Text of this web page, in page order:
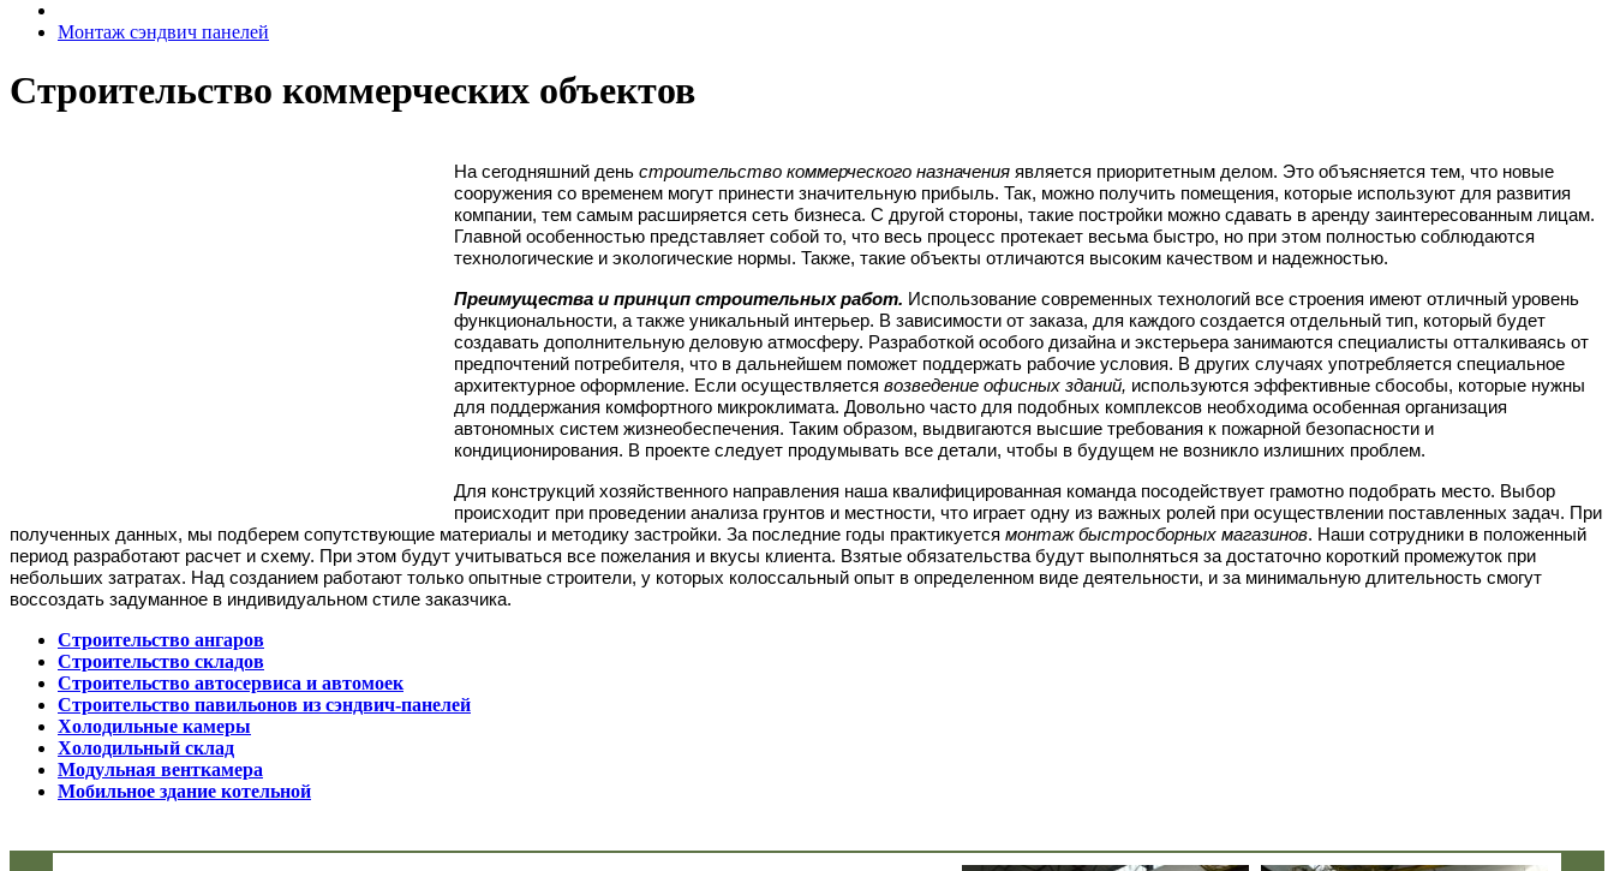
Монтаж сэндвич панелей
Строительство коммерческих объектов
На сегодняшний день строительство коммерческого назначения является приоритетным делом. Это объясняется тем, что новые
сооружения со временем могут принести значительную прибыль. Так, можно получить помещения, которые используют для развития
компании, тем самым расширяется сеть бизнеса. С другой стороны, такие постройки можно сдавать в аренду заинтересованным лицам.
Главной особенностью представляет собой то, что весь процесс протекает весьма быстро, но при этом полностью соблюдаются
технологические и экологические нормы. Также, такие объекты отличаются высоким качеством и надежностью.
Преимущества и принцип строительных работ. Использование современных технологий все строения имеют отличный уровень
функциональности, а также уникальный интерьер. В зависимости от заказа, для каждого создается отдельный тип, который будет
создавать дополнительную деловую атмосферу. Разработкой особого дизайна и экстерьера занимаются специалисты отталкиваясь от
предпочтений потребителя, что в дальнейшем поможет поддержать рабочие условия. В других случаях употребляется специальное
архитектурное оформление. Если осуществляется возведение офисных зданий, используются эффективные сбособы, которые нужны
для поддержания комфортного микроклимата. Довольно часто для подобных комплексов необходима особенная организация
автономных систем жизнеобеспечения. Таким образом, выдвигаются высшие требования к пожарной безопасности и
кондиционирования. В проекте следует продумывать все детали, чтобы в будущем не возникло излишних проблем.
Для конструкций хозяйственного направления наша квалифицированная команда посодействует грамотно подобрать место. Выбор
происходит при проведении анализа грунтов и местности, что играет одну из важных ролей при осуществлении поставленных задач. При
полученных данных, мы подберем сопутствующие материалы и методику застройки. За последние годы практикуется монтаж быстросборных магазинов. Наши сотрудники в положенный
период разработают расчет и схему. При этом будут учитываться все пожелания и вкусы клиента. Взятые обязательства будут выполняться за достаточно короткий промежуток при
небольших затратах. Над созданием работают только опытные строители, у которых колоссальный опыт в определенном виде деятельности, и за минимальную длительность смогут
воссоздать задуманное в индивидуальном стиле заказчика.
Строительство ангаров
Строительство складов
Строительство автосервиса и автомоек
Строительство павильонов из сэндвич-панелей
Холодильные камеры
Холодильный склад
Модульная венткамера
Мобильное здание котельной